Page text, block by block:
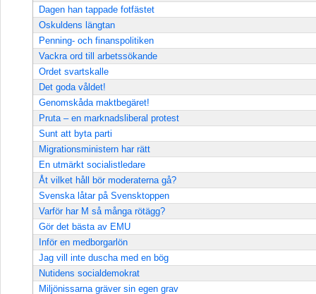
Dagen han tappade fotfästet
Oskuldens längtan
Penning- och finanspolitiken
Vackra ord till arbetssökande
Ordet svartskalle
Det goda våldet!
Genomskåda maktbegäret!
Pruta – en marknadsliberal protest
Sunt att byta parti
Migrationsministern har rätt
En utmärkt socialistledare
Åt vilket håll bör moderaterna gå?
Svenska låtar på Svensktoppen
Varför har M så många rötägg?
Gör det bästa av EMU
Inför en medborgarlön
Jag vill inte duscha med en bög
Nutidens socialdemokrat
Miljönissarna gräver sin egen grav